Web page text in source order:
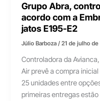
Grupo Abra,
acordo com a
jatos E195-E2
Júlio Barboza/21 de julho
Controladora da
Air prevê a compra
25 unidades entre
primeiras entregas